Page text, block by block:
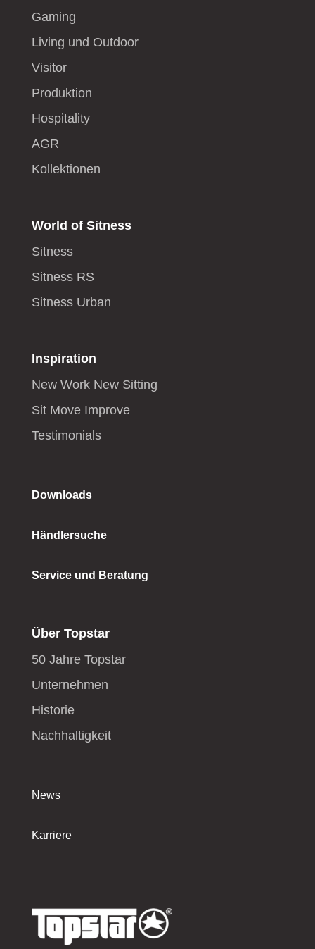
Gaming
Living und Outdoor
Visitor
Produktion
Hospitality
AGR
Kollektionen
World of Sitness
Sitness
Sitness RS
Sitness Urban
Inspiration
New Work New Sitting
Sit Move Improve
Testimonials
Downloads
Händlersuche
Service und Beratung
Über Topstar
50 Jahre Topstar
Unternehmen
Historie
Nachhaltigkeit
News
Karriere